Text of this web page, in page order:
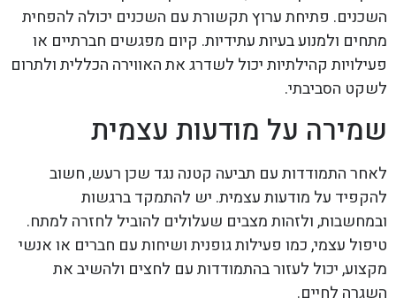
השכנים. פתיחת ערוץ תקשורת עם השכנים יכולה להפחית
מתחים ולמנוע בעיות עתידיות. קיום מפגשים חברתיים או
פעילויות קהילתיות יכול לשדרג את האווירה הכללית ולתרום
לשקט הסביבתי.
שמירה על מודעות עצמית
לאחר התמודדות עם תביעה קטנה נגד שכן רעש, חשוב
להקפיד על מודעות עצמית. יש להתמקד ברגשות
ובמחשבות, ולזהות מצבים שעלולים להוביל לחזרה למתח.
טיפול עצמי, כמו פעילות גופנית ושיחות עם חברים או אנשי
מקצוע, יכול לעזור בהתמודדות עם לחצים ולהשיב את
השגרה לחיים.